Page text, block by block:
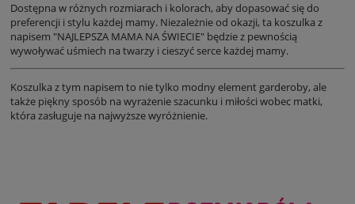
Dostępna w różnych rozmiarach i kolorach, aby dopasować się do
preferencji i stylu każdej mamy. Niezależnie od okazji, ta koszulka z
napisem "NAJLEPSZA MAMA NA ŚWIECIE" będzie z pewnością
wywoływać uśmiech na twarzy i cieszyć serce każdej mamy.
Koszulka z tym napisem to nie tylko modny element garderoby, ale
także piękny sposób na wyrażenie szacunku i miłości wobec matki,
która zasługuje na najwyższe wyróżnienie.